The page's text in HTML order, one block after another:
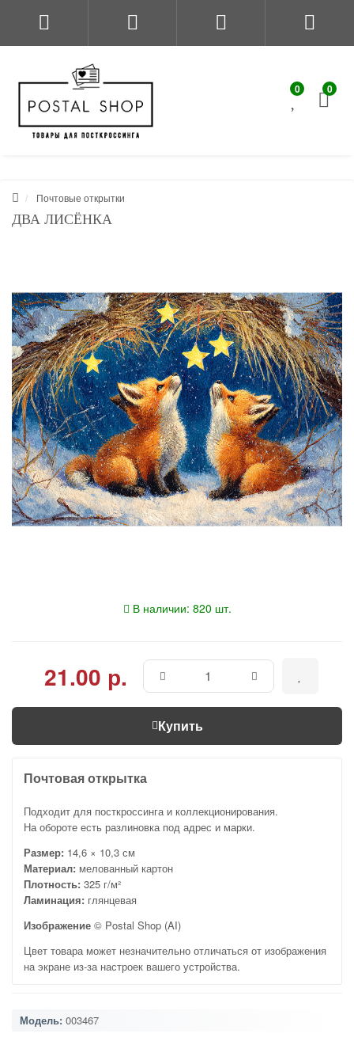
0 0
Почтовые открытки
ДВА ЛИСЁНКА
В наличии: 820 шт.
21.00 р.
Купить
Почтовая открытка
Подходит для посткроссинга и коллекционирования.
На обороте есть разлиновка под адрес и марки.
Размер: 14,6 × 10,3 см
Материал: мелованный картон
Плотность: 325 г/м²
Ламинация: глянцевая
Изображение © Postal Shop (AI)
Цвет товара может незначительно отличаться от изображения
на экране из-за настроек вашего устройства.
Модель: 003467